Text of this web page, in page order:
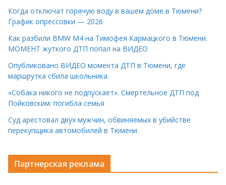
Когда отключат горячую воду в вашем доме в Тюмени?
График опрессовки — 2026
Как разбили BMW M4 на Тимофея Кармацкого в Тюмени.
МОМЕНТ жуткого ДТП попал на ВИДЕО
Опубликовано ВИДЕО момента ДТП в Тюмени, где
маршрутка сбила школьника.
«Собака никого не подпускает». Смертельное ДТП под
Пойковским: погибла семья
Суд арестовал двух мужчин, обвиняемых в убийстве
перекупщика автомобилей в Тюмени
Партнерская реклама